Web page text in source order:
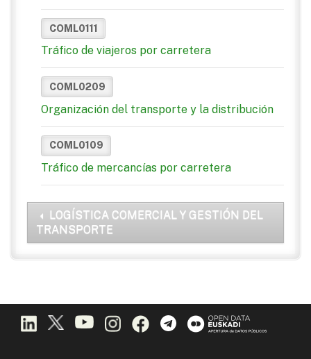
COML0111
Tráfico de viajeros por carretera
COML0209
Organización del transporte y la distribución
COML0109
Tráfico de mercancías por carretera
LOGÍSTICA COMERCIAL Y GESTIÓN DEL
TRANSPORTE